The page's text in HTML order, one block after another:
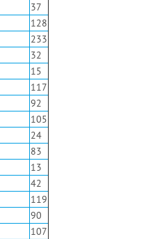
37
128
233
32
15
117
92
105
24
83
13
42
119
90
107